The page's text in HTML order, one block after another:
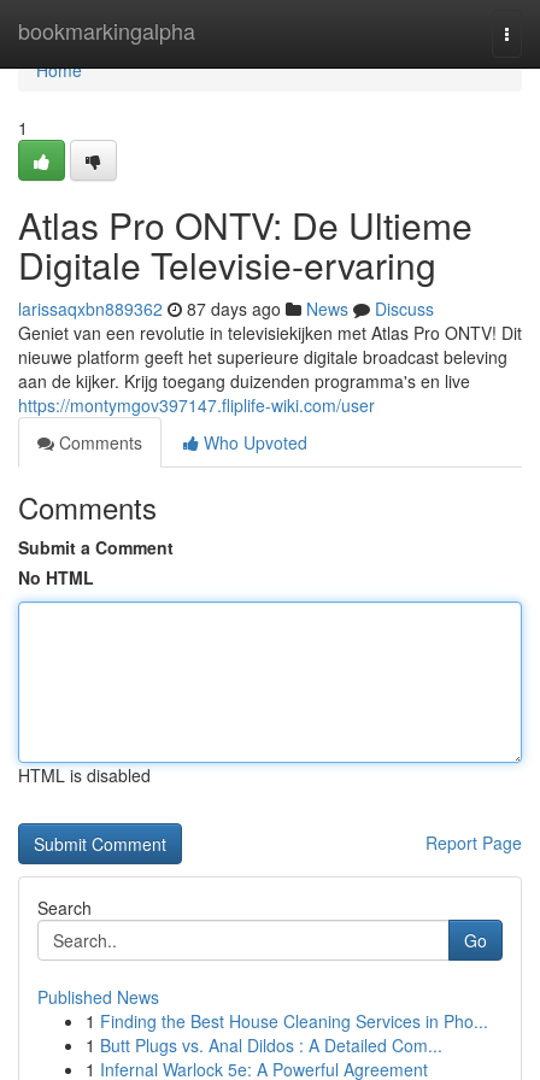
bookmarkingalpha
Home
Home
1
Atlas Pro ONTV: De Ultieme
Digitale Televisie-ervaring
larissaqxbn889362 87 days ago News
Discuss
Geniet van een revolutie in televisiekijken met Atlas Pro ONTV! Dit
nieuwe platform geeft het superieure digitale broadcast beleving
aan de kijker. Krijg toegang duizenden programma's en live
https://montymgov397147.fliplife-wiki.com/user
Comments
Who Upvoted
Comments
Submit a Comment
No HTML
HTML is disabled
Report Page
Search
Go
Published News
1 Finding the Best House Cleaning Services in Pho...
1 Butt Plugs vs. Anal Dildos : A Detailed Com...
1 Infernal Warlock 5e: A Powerful Agreement